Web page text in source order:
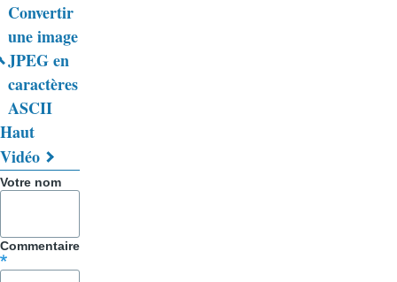
Liens
transversaux
de
livre
pour
Trucs
Astuces
Convertir
une image
JPEG en
caractères
ASCII
Haut
Vidéo
Votre nom
Commentaire